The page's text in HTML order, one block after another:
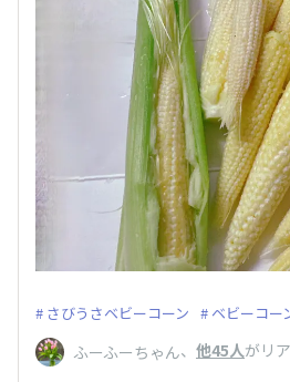
さびうさベビーコーン ベビーコー
ふーふーちゃん、 他45人がリ